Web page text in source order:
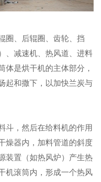
、后辊圈、齿轮、挡
、减速机、热风道、进料
体是烘干机的主体部分，
起和撒下，以加快兰炭与
，然后在给料机的作用
燥器内，加料管道的斜度
装置（如热风炉）产生热
机滚筒内，形成一个热风